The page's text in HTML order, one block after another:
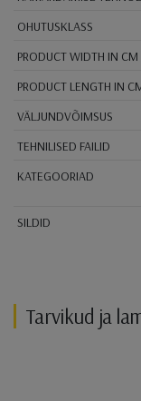
OHUTUSKLASS
PRODUCT WIDTH IN CM
PRODUCT LENGTH IN
VÄLJUNDVÕIMSUS
TEHNILISED FAILID
KATEGOORIAD
SILDID
Tarvikud ja